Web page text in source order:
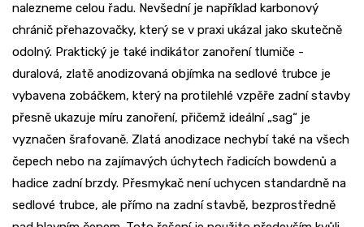
nalezneme celou řadu. Nevšední je například karbonový
chránič přehazovačky, který se v praxi ukázal jako skutečně
odolný. Praktický je také indikátor zanoření tlumiče -
duralová, zlatě anodizovaná objímka na sedlové trubce je
vybavena zobáčkem, který na protilehlé vzpěře zadní stavby
přesně ukazuje míru zanoření, přičemž ideální „sag“ je
vyznačen šrafovaně. Zlatá anodizace nechybí také na všech
čepech nebo na zajímavých úchytech řadicích bowdenů a
hadice zadní brzdy. Přesmykač není uchycen standardně na
sedlové trubce, ale přímo na zadní stavbě, bezprostředně